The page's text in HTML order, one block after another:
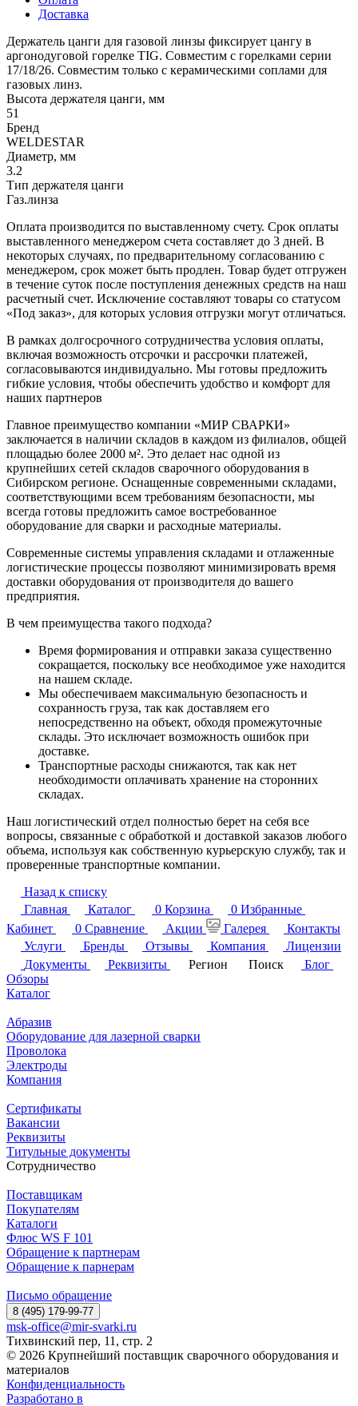
Доставка
Держатель цанги для газовой линзы фиксирует цангу в
аргонодуговой горелке TIG. Совместим с горелками серии
17/18/26. Совместим только с керамическими соплами для
газовых линз.
Высота держателя цанги, мм
51
Бренд
WELDESTAR
Диаметр, мм
3.2
Тип держателя цанги
Газ.линза
Оплата производится по выставленному счету. Срок оплаты
выставленного менеджером счета составляет до 3 дней. В
некоторых случаях, по предварительному согласованию с
менеджером, срок может быть продлен. Товар будет отгружен
в течение суток после поступления денежных средств на наш
расчетный счет. Исключение составляют товары со статусом
«Под заказ», для которых условия отгрузки могут отличаться.
В рамках долгосрочного сотрудничества условия оплаты,
включая возможность отсрочки и рассрочки платежей,
согласовываются индивидуально. Мы готовы предложить
гибкие условия, чтобы обеспечить удобство и комфорт для
наших партнеров
Главное преимущество компании «МИР СВАРКИ»
заключается в наличии складов в каждом из филиалов, общей
площадью более 2000 м². Это делает нас одной из
крупнейших сетей складов сварочного оборудования в
Сибирском регионе. Оснащенные современными складами,
соответствующими всем требованиям безопасности, мы
всегда готовы предложить самое востребованное
оборудование для сварки и расходные материалы.
Современные системы управления складами и отлаженные
логистические процессы позволяют минимизировать время
доставки оборудования от производителя до вашего
предприятия.
В чем преимущества такого подхода?
Время формирования и отправки заказа существенно
сокращается, поскольку все необходимое уже находится
на нашем складе.
Мы обеспечиваем максимальную безопасность и
сохранность груза, так как доставляем его
непосредственно на объект, обходя промежуточные
склады. Это исключает возможность ошибок при
доставке.
Транспортные расходы снижаются, так как нет
необходимости оплачивать хранение на сторонних
складах.
Наш логистический отдел полностью берет на себя все
вопросы, связанные с обработкой и доставкой заказов любого
объема, используя как собственную курьерскую службу, так и
проверенные транспортные компании.
Назад к списку
Главная
Каталог 0 Корзина 0 Избранные
Кабинет
0 Сравнение Акции Галерея
Контакты
Услуги
Бренды Отзывы Компания
Лицензии
Документы
Реквизиты Регион Поиск
Блог
Обзоры
Каталог
Абразив
Оборудование для лазерной сварки
Проволока
Электроды
Компания
Сертификаты
Вакансии
Реквизиты
Титульные документы
Сотрудничество
Поставщикам
Покупателям
Каталоги
Флюс WS F 101
Обращение к партнерам
Обращение к парнерам
Письмо обращение
8 (495) 179-99-77
msk-office@mir-svarki.ru
Тихвинский пер, 11, стр. 2
© 2026 Крупнейший поставщик сварочного оборудования и
материалов
Конфиденциальность
Разработано в